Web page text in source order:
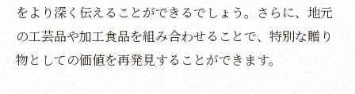
新潟の魅力を詰め込んだ加工食品選び
地元の素材を活かした逸品の紹介
新潟の味を届ける手作り食品
をより深く伝えることができるでしょう。さらに、地元
の工芸品や加工食品を組み合わせることで、特別な贈り
物としての価値を再発見することができます。